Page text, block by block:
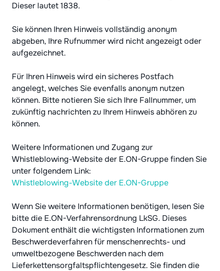
Dieser lautet 1838.
Sie können Ihren Hinweis vollständig anonym
abgeben, Ihre Rufnummer wird nicht angezeigt oder
aufgezeichnet.
Für Ihren Hinweis wird ein sicheres Postfach
angelegt, welches Sie evenfalls anonym nutzen
können. Bitte notieren Sie sich Ihre Fallnummer, um
zukünftig nachrichten zu Ihrem Hinweis abhören zu
können.
Weitere Informationen und Zugang zur
Whistleblowing-Website der E.ON-Gruppe finden Sie
unter folgendem Link:
Whistleblowing-Website der E.ON-Gruppe
Wenn Sie weitere Informationen benötigen, lesen Sie
bitte die E.ON-Verfahrensordnung LkSG. Dieses
Dokument enthält die wichtigsten Informationen zum
Beschwerdeverfahren für menschenrechts- und
umweltbezogene Beschwerden nach dem
Lieferkettensorgfaltspflichtengesetz. Sie finden die